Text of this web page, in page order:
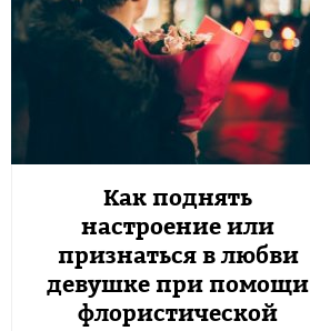
Как поднять
настроение или
признаться в любви
девушке при помощи
флористической